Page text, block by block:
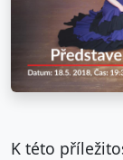
K této